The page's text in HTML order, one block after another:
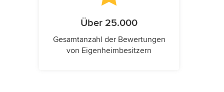
Über 25.000
Gesamtanzahl der Bewertungen
von Eigenheimbesitzern